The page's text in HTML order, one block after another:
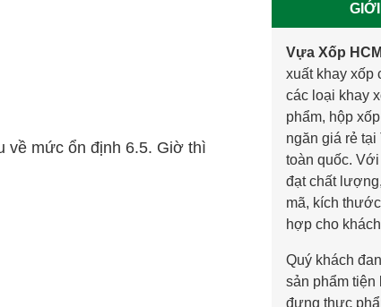
về mức ổn định 6.5. Giờ thì
Vựa Xốp HCM
xuất khay xốp
các loại khay
phẩm, hộp
ngăn giá rẻ tại
toàn quốc.
đạt chất
mã, kích
hợp cho
Quý khách
sản phẩm
đựng thực